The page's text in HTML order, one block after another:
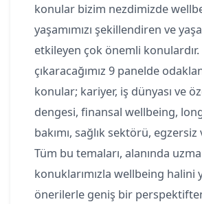
konular bizim nezdimizde
yaşamımızı şekillendiren ve
etkileyen çok önemli
çıkaracağımız 9 panelde
konular; kariyer, iş dünyası ve
dengesi, finansal wellbeing,
bakımı, sağlık sektörü,
Tüm bu temaları, alanında
konuklarımızla wellbeing halini
önerilerle geniş bir